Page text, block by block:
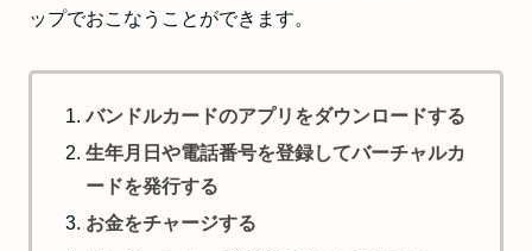
ップでおこなうことができます。
バンドルカードのアプリをダウンロードする
生年月日や電話番号を登録してバーチャルカ
ードを発行する
お金をチャージする